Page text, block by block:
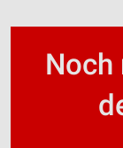
Noch